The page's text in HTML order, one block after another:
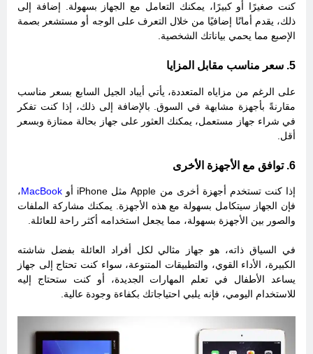
كنت صغيرًا أو كبيرًا، يمكنك التعامل مع الجهاز بسهولة. إضافة إلى
ذلك، يقدم أمانًا إضافيًا من خلال التعرف على الوجه أو مستشعر بصمة
الإصبع مما يحمي بياناتك الشخصية.
5. سعر مناسب مقابل المزايا
على الرغم من مزاياه المتعددة، يأتي أيباد الجيل السابع بسعر مناسب
مقارنةً بأجهزة مشابهة في السوق. بالإضافة إلى ذلك، إذا كنت تفكر
في شراء جهاز مستعمل، يمكنك العثور على جهاز بحالة ممتازة وبسعر
أقل.
6. توافق مع الأجهزة الأخرى
إذا كنت تستخدم أجهزة أخرى من Apple مثل iPhone أو MacBook،
فإن الجهاز سيتكامل بسهولة مع هذه الأجهزة. يمكنك مشاركة الملفات
والصور بين الأجهزة بسهولة، مما يجعل استخدامه أكثر راحة للعائلة.
في السياق ذاته، هو جهاز مثالي لكل أفراد العائلة بفضل شاشته
الكبيرة، الأداء القوي، والتطبيقات المتنوعة، سواء كنت تحتاج إلى جهاز
يساعد الأطفال في تعلم المهارات الجديدة، أو كنت ستحتاج إليه
للاستخدام اليومي، فإنه يلبي احتياجاتك بكفاءة وجودة عالية.